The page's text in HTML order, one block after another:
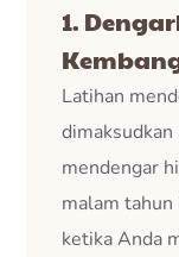
1.
Latihan
mendengar
malam
ketika Anda